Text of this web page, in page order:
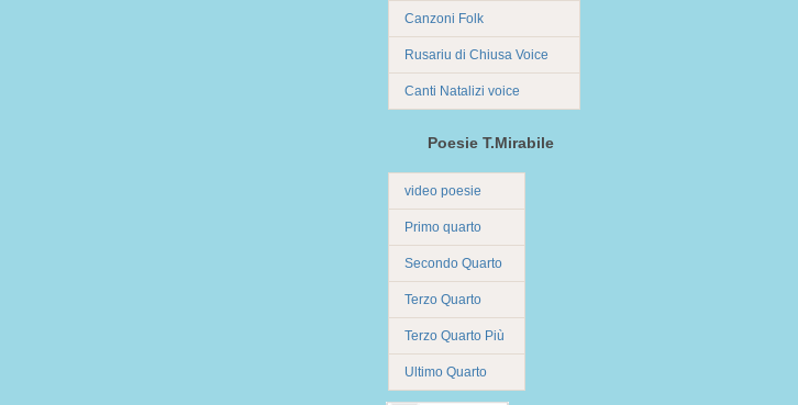
Canzoni Folk
Rusariu di Chiusa Voice
Canti Natalizi voice
Poesie T.Mirabile
video poesie
Primo quarto
Secondo Quarto
Terzo Quarto
Terzo Quarto Più
Ultimo Quarto